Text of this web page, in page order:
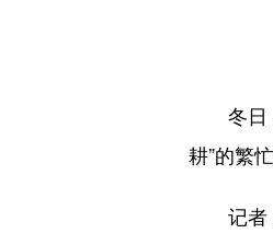
冬日，
耕”的繁
记者